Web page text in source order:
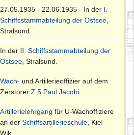
27.05.1935 - 22.06.1935 - In der I.
Schiffsstammabteilung der Ostsee
Stralsund.
In der II. Schiffsstammabteilung der
Ostsee , Stralsund.
Wach- und Artillerieoffizier auf dem
ZerstörerZ 5 Paul Jacobi
Artillerielehrgang für U-Wachoffiziere
an derSchiffsartillerieschule , Kiel-
Wik.